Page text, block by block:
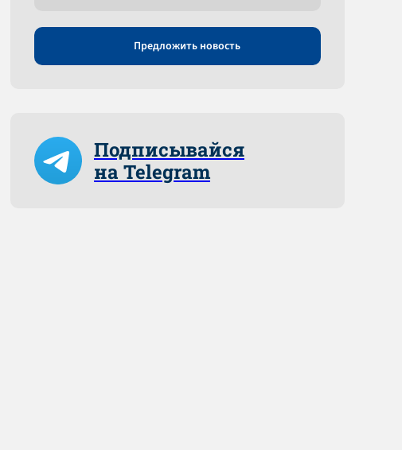
Предложить новость
Подписывайся
на Telegram